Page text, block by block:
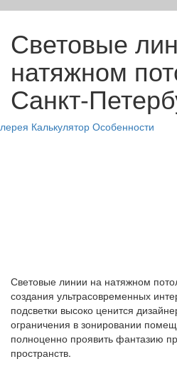
Световые
натяжном
Санкт-
Калькулятор Особенности
Световые линии на натяжном
создания ультрасовременных
подсветки высоко ценится
ограничения в зонировании
полноценно проявить фантазию
пространств.